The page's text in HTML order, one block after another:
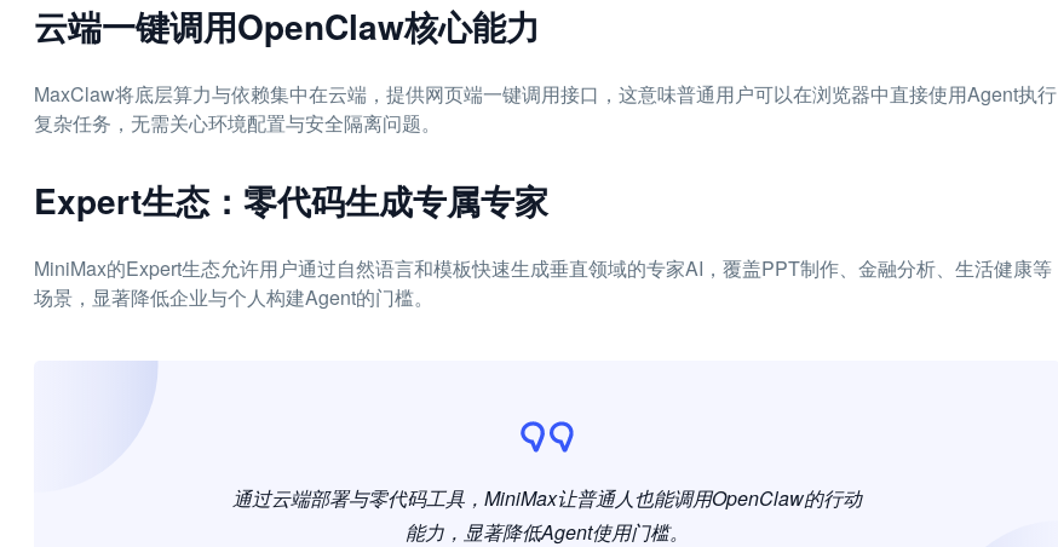
云端一键调用OpenClaw核心能力
MaxClaw将底层算力与依赖集中在云端，提供网页端一键调用接口，这意味普通用户可以在浏览器中直接使用Agent执行
复杂任务，无需关心环境配置与安全隔离问题。
Expert生态：零代码生成专属专家
MiniMax的Expert生态允许用户通过自然语言和模板快速生成垂直领域的专家AI，覆盖PPT制作、金融分析、生活健康等
场景，显著降低企业与个人构建Agent的门槛。
通过云端部署与零代码工具，MiniMax让普通人也能调用OpenClaw的行动
能力，显著降低Agent使用门槛。